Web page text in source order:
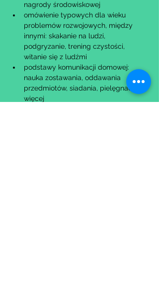
nagrody środowiskowej
omówienie typowych dla wieku
problemów rozwojowych, między
innymi: skakanie na ludzi,
podgryzanie, trening czystości,
witanie się z ludźmi
podstawy komunikacji domowej:
nauka zostawania, oddawania
przedmiotów, siadania, pielęgnacji i
więcej